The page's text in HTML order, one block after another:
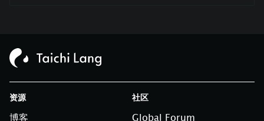
资源
博客
社区
Global Forum